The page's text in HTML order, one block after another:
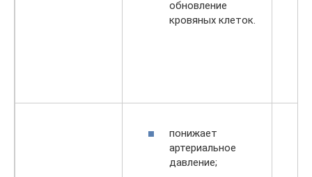
обновление
кровяных клеток.
понижает
артериальное
давление;